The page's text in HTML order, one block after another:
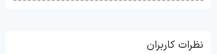
نظرات کاربران